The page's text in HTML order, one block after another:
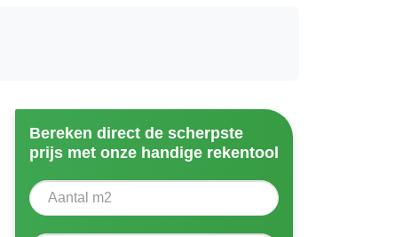
Bereken direct de scherpste
prijs met onze handige rekentool
Aantal vierkante meter